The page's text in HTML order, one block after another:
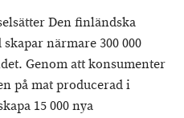
Den finländska
närmare 300 000
Genom att konsumenter
på mat producerad i
15 000 nya